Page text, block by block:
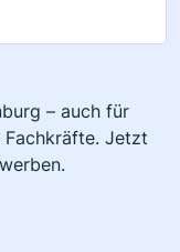
– auch für
Fachkräfte. Jetzt